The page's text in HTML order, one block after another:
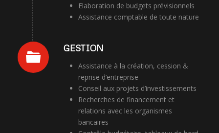
Elaboration de budgets prévisionnels
Assistance comptable de toute nature
GESTION
Assistance à la création, cession &
reprise d’entreprise
Conseil aux projets d’investissements
Recherches de financement et
relations avec les organismes
bancaires